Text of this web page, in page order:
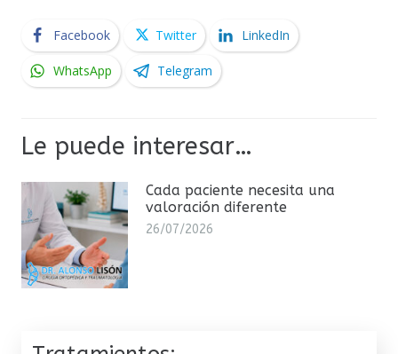
Facebook Twitter LinkedIn
WhatsApp Telegram
Le puede interesar…
Cada paciente necesita una
valoración diferente
26/07/2026